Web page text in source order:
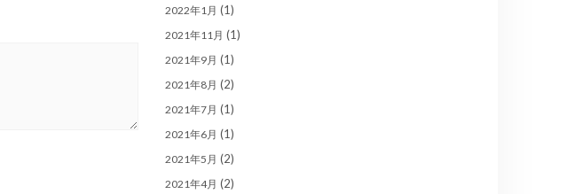
2022年1月 (1)
2021年11月 (1)
2021年9月 (1)
2021年8月 (2)
2021年7月 (1)
2021年6月 (1)
2021年5月 (2)
2021年4月 (2)